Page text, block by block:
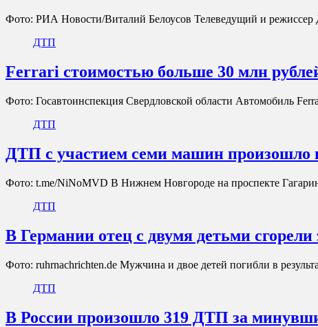
Фото: РИА Новости/Виталий Белоусов Телеведущий и
ДТП
Ferrari стоимостью больше 30 млн
Фото: Госавтоинспекция Свердловской области Автомобиль
ДТП
ДТП с участием семи машин произошло
Фото: t.me/NiNoMVD В Нижнем Новгороде на проспекте
ДТП
В Германии отец с двумя детьми сгорели
Фото: ruhrnachrichten.de Мужчина и двое детей погибли в
ДТП
В России произошло 319 ДТП за